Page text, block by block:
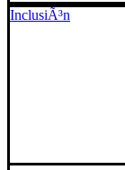
InclusiÃ³n